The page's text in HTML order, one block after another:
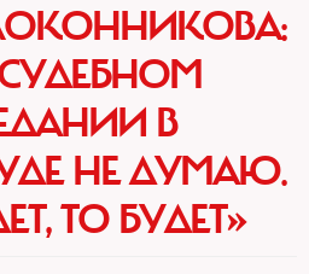
В
НЕ ДУМАЮ.
ТО БУДЕТ»